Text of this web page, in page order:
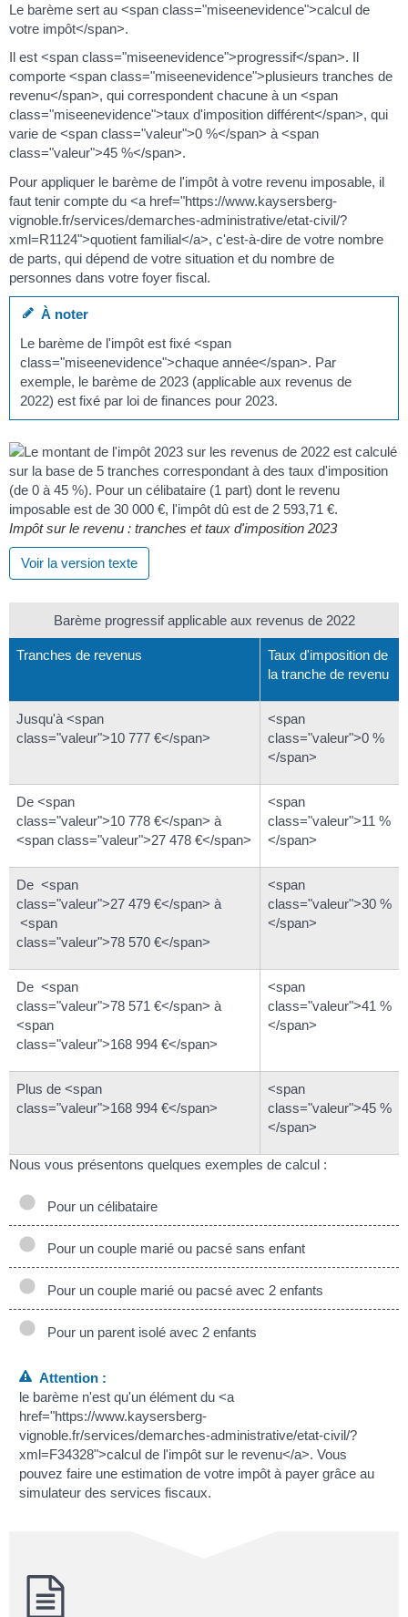
Le barème sert au <span class="miseenevidence">calcul de
votre impôt</span>.
Il est <span class="miseenevidence">progressif</span>. Il
comporte <span class="miseenevidence">plusieurs tranches de
revenu</span>, qui correspondent chacune à un <span
class="miseenevidence">taux d'imposition différent</span>, qui
varie de <span class="valeur">0 %</span> à <span
class="valeur">45 %</span>.
Pour appliquer le barème de l'impôt à votre revenu imposable, il
faut tenir compte du <a href="https://www.kaysersberg-
vignoble.fr/services/demarches-administrative/etat-civil/?
xml=R1124">quotient familial</a>, c'est-à-dire de votre nombre
de parts, qui dépend de votre situation et du nombre de
personnes dans votre foyer fiscal.
À noter
Le barème de l'impôt est fixé <span
class="miseenevidence">chaque année</span>. Par
exemple, le barème de 2023 (applicable aux revenus de
2022) est fixé par loi de finances pour 2023.
Impôt sur le revenu : tranches et taux d'imposition 2023
Voir la version texte
Barème progressif applicable aux revenus de 2022
Tranches de revenus
Taux d'imposition de
la tranche de revenu
Jusqu'à <span
class="valeur">10 777 €</span>
<span
class="valeur">0 %
</span>
De <span
class="valeur">10 778 €</span> à
<span class="valeur">27 478 €</span>
<span
class="valeur">11 %
</span>
De <span
class="valeur">27 479 €</span> à
<span
class="valeur">78 570 €</span>
<span
class="valeur">30 %
</span>
De <span
class="valeur">78 571 €</span> à
<span
class="valeur">168 994 €</span>
<span
class="valeur">41 %
</span>
Plus de <span
class="valeur">168 994 €</span>
<span
class="valeur">45 %
</span>
Nous vous présentons quelques exemples de calcul :
Pour un célibataire
Pour un couple marié ou pacsé sans enfant
Pour un couple marié ou pacsé avec 2 enfants
Pour un parent isolé avec 2 enfants
Attention :
le barème n'est qu'un élément du <a
href="https://www.kaysersberg-
vignoble.fr/services/demarches-administrative/etat-civil/?
xml=F34328">calcul de l'impôt sur le revenu</a>. Vous
pouvez faire une estimation de votre impôt à payer grâce au
simulateur des services fiscaux.